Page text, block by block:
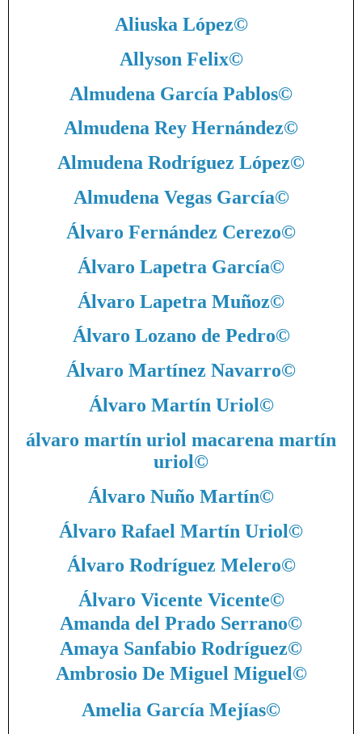
Aliuska López©
Allyson Felix©
Almudena García Pablos©
Almudena Rey Hernández©
Almudena Rodríguez López©
Almudena Vegas García©
Álvaro Fernández Cerezo©
Álvaro Lapetra García©
Álvaro Lapetra Muñoz©
Álvaro Lozano de Pedro©
Álvaro Martínez Navarro©
Álvaro Martín Uriol ©
álvaro martín uriol macarena martín
uriol©
Álvaro Nuño Martín©
Álvaro Rafael Martín Uriol©
Álvaro Rodríguez Melero©
Álvaro Vicente Vicente©
Amanda del Prado Serrano©
Amaya Sanfabio Rodríguez©
Ambrosio De Miguel Miguel©
Amelia García Mejías©